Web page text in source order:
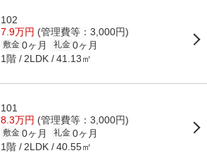
102
7.9万円 (管理費等：3,000円)
敷金 0ヶ月 礼金 0ヶ月
1階 2LDK 41.13㎡
101
8.3万円 (管理費等：3,000円)
敷金 0ヶ月 礼金 0ヶ月
1階 2LDK 40.55㎡